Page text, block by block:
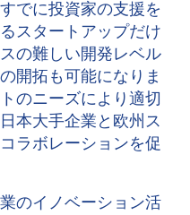
でに投資家の支援を
スタートアップだけ
の難しい開発レベル
開拓も可能になりま
のニーズにより適切
本大手企業と欧州ス
ラボレーションを促
のイノベーション活